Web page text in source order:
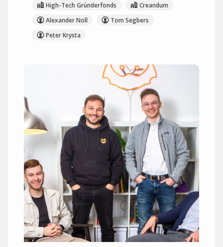
High-Tech Gründerfonds
Creandum
Alexander Noll
Tom Segbers
Peter Krysta